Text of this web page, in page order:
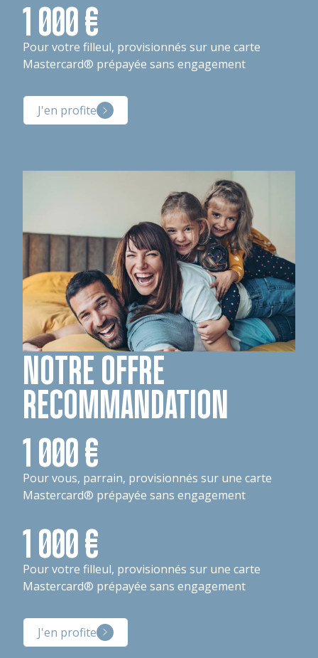
1 000 €
Pour votre filleul, provisionnés sur une carte
Mastercard® prépayée sans engagement
J'en profite
NOTRE OFFRE
RECOMMANDATION
1 000 €
Pour vous, parrain, provisionnés sur une carte
Mastercard® prépayée sans engagement
1 000 €
Pour votre filleul, provisionnés sur une carte
Mastercard® prépayée sans engagement
J'en profite